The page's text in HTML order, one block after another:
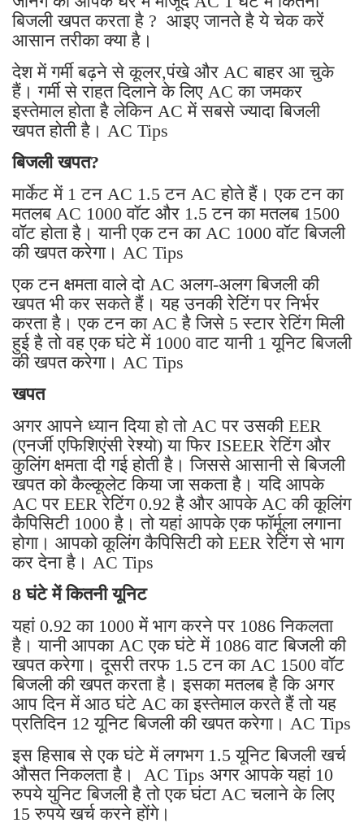
बिजली खपत करता है ? आइए जानते है ये चेक करें
आसान तरीका क्या है।
देश में गर्मी बढ़ने से कूलर,पंखे और AC बाहर आ चुके
हैं। गर्मी से राहत दिलाने के लिए AC का जमकर
इस्तेमाल होता है लेकिन AC में सबसे ज्यादा बिजली
खपत होती है। AC Tips
बिजली खपत?
मार्केट में 1 टन AC 1.5 टन AC होते हैं। एक टन का
मतलब AC 1000 वॉट और 1.5 टन का मतलब 1500
वॉट होता है। यानी एक टन का AC 1000 वॉट बिजली
की खपत करेगा। AC Tips
एक टन क्षमता वाले दो AC अलग-अलग बिजली की
खपत भी कर सकते हैं। यह उनकी रेटिंग पर निर्भर
करता है। एक टन का AC है जिसे 5 स्टार रेटिंग मिली
हुई है तो वह एक घंटे में 1000 वाट यानी 1 यूनिट बिजली
की खपत करेगा। AC Tips
खपत
अगर आपने ध्यान दिया हो तो AC पर उसकी EER
(एनर्जी एफिशिएंसी रेश्यो) या फिर ISEER रेटिंग और
कुलिंग क्षमता दी गई होती है। जिससे आसानी से बिजली
खपत को कैल्कूलेट किया जा सकता है। यदि आपके
AC पर EER रेटिंग 0.92 है और आपके AC की कूलिंग
कैपिसिटी 1000 है। तो यहां आपके एक फॉर्मूला लगाना
होगा। आपको कूलिंग कैपिसिटी को EER रेटिंग से भाग
कर देना है। AC Tips
8 घंटे में कितनी यूनिट
यहां 0.92 का 1000 में भाग करने पर 1086 निकलता
है। यानी आपका AC एक घंटे में 1086 वाट बिजली की
खपत करेगा। दूसरी तरफ 1.5 टन का AC 1500 वॉट
बिजली की खपत करता है। इसका मतलब है कि अगर
आप दिन में आठ घंटे AC का इस्तेमाल करते हैं तो यह
प्रतिदिन 12 यूनिट बिजली की खपत करेगा। AC Tips
इस हिसाब से एक घंटे में लगभग 1.5 यूनिट बिजली खर्च
औसत निकलता है। AC Tips अगर आपके यहां 10
रुपये युनिट बिजली है तो एक घंटा AC चलाने के लिए
15 रुपये खर्च करने होंगे।